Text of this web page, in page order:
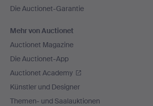
Die Auctionet-Garantie
Mehr von Auctionet
Auctionet Magazine
Die Auctionet-App
Auctionet Academy
Künstler und Designer
Themen- und Saalauktionen